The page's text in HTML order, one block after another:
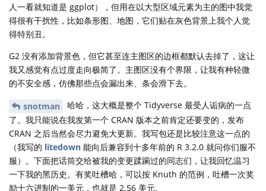
人一看就知道是 ggplot），但用在以大型区域元素为主的图中我觉
得很有干扰性，比如条形图、地图，它们贴在灰色背景上我个人觉
得特别丑。
G2 没有添加背景色，但它甚至连主图区的边框都默认去掉了，这让
我又感觉有点过度走向极简了。主图区没有个界限，让我有种轻微
的不安全感，仿佛那些点会漏出来、条会滑下去。
snotman
哈哈，这大概是整个 Tidyverse 最受人诟病的一点
了。我只能说在我发第一个 CRAN 版本之前肯定还要变的，发布
CRAN 之后当然会尽力避免大更新。我写包还是比较注意这一点的
（我写的 litedown 能向后兼容到十多年前的 R 3.2.0 就问你们服不
服）。下面把话筒交给被我的变更蹂躏过的同志们，让我回忆温习
一下我的黑历史。有奖吐槽哈，可以按 Knuth 的范例，吐槽一次奖
励十六进制的一美元，也就是 2.56 美元。